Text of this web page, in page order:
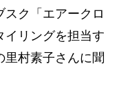
ク「エアークロ
イリングを担当す
里村素子さんに聞